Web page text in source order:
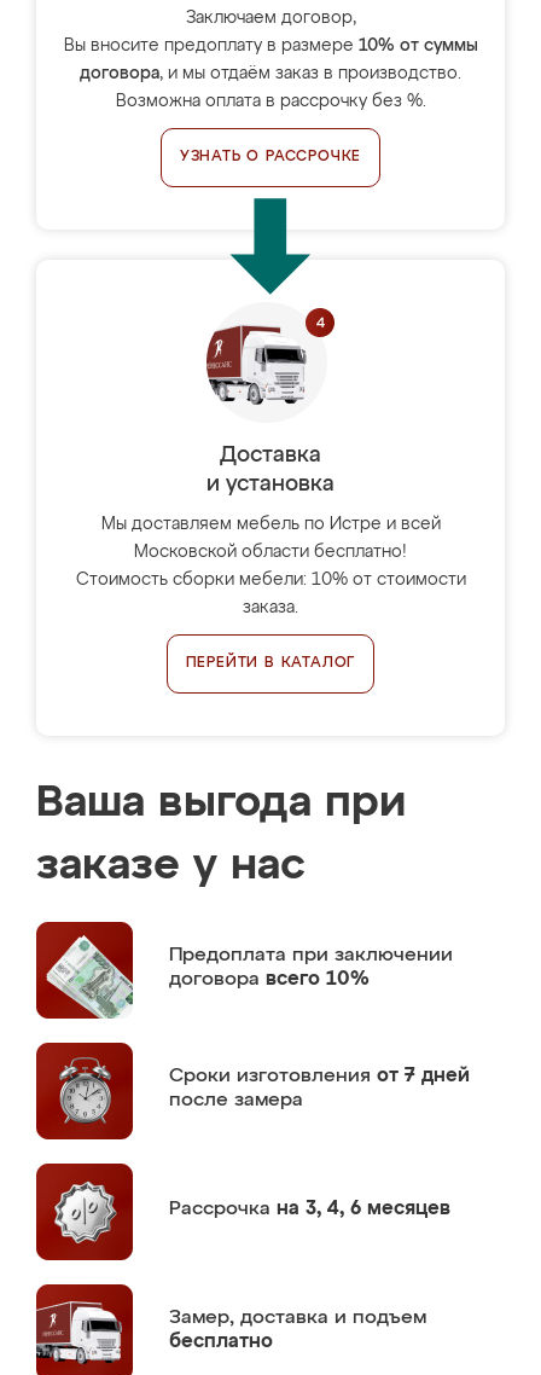
Заключаем договор,
Вы вносите предоплату в размере 10% от суммы
договора, и мы отдаём заказ в производство.
Возможна оплата в рассрочку без %.
УЗНАТЬ О РАССРОЧКЕ
Доставка
и установка
Мы доставляем мебель по Истре и всей
Московской области бесплатно!
Стоимость сборки мебели: 10% от стоимости
заказа.
ПЕРЕЙТИ В КАТАЛОГ
Ваша выгода при
заказе у нас
Предоплата при заключении
договора всего 10%
Сроки изготовления от 7 дней
после замера
Рассрочка на 3, 4, 6 месяцев
Замер, доставка и подъем
бесплатно